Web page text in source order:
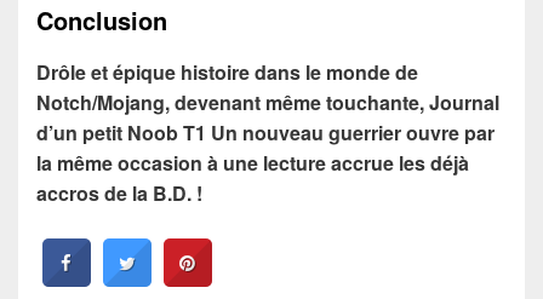
Conclusion
Drôle et épique histoire dans le monde de
Notch/Mojang, devenant même touchante, Journal
d’un petit Noob T1 Un nouveau guerrier ouvre par
la même occasion à une lecture accrue les déjà
accros de la B.D. !